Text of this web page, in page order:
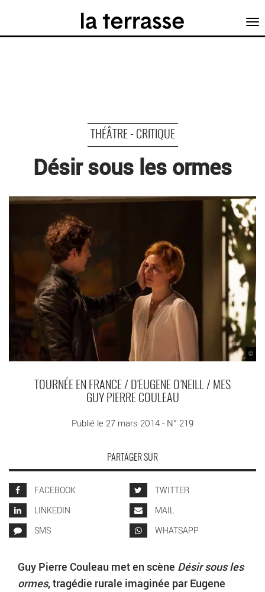
THÉÂTRE - CRITIQUE
Désir sous les ormes
©
TOURNÉE EN FRANCE / D’EUGENE O’NEILL / MES
GUY PIERRE COULEAU
Publié le 27 mars 2014 - N° 219
PARTAGER SUR
FACEBOOK
TWITTER
LINKEDIN
MAIL
SMS
WHATSAPP
Guy Pierre Couleau met en scène Désir sous les
ormes, tragédie rurale imaginée par Eugene